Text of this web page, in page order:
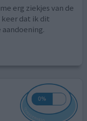
erg ziekjes van de
keer dat ik dit